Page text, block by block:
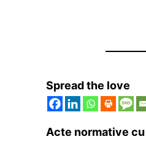
Spread the love
Acte normative